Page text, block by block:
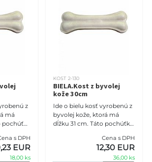
z
má
čistiť
do
s DPH
EUR
18,00 ks
KOST 2-130
BIELA.Kost z byvolej
kože 30cm
Ide o bielu kosť vyrobenú z
byvolej kože, ktorá má
dĺžku 31 cm. Táto pochúťka
prírodná a pomáha čistiť
zuby psíka. Ak máte do
Cena s DPH
12,30 EUR
36,00 ks